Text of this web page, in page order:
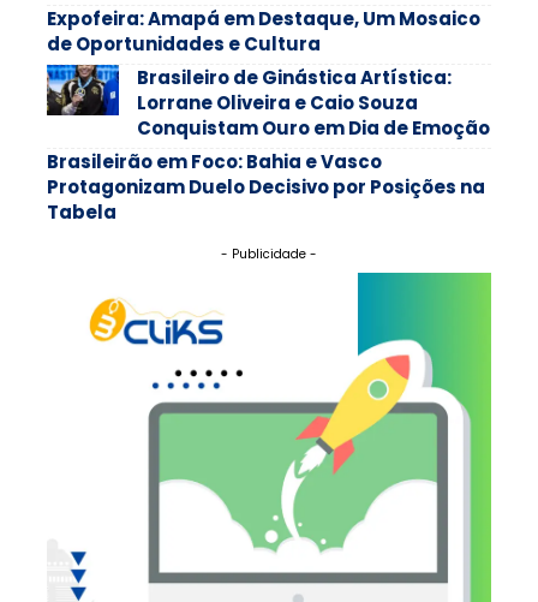
Expofeira: Amapá em Destaque, Um Mosaico
de Oportunidades e Cultura
Brasileiro de Ginástica Artística:
Lorrane Oliveira e Caio Souza
Conquistam Ouro em Dia de Emoção
Brasileirão em Foco: Bahia e Vasco
Protagonizam Duelo Decisivo por Posições na
Tabela
- Publicidade -